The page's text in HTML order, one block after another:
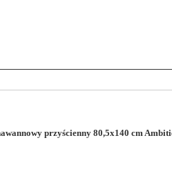
przyścienny 80,5x140 cm